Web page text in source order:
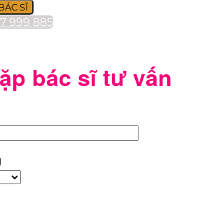
SĨ
999 885
bác sĩ tư vấn